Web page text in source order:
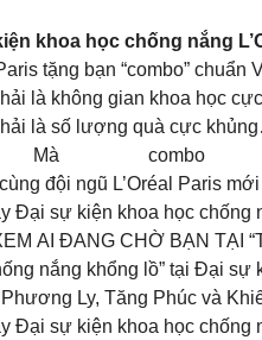
khoa học chống nắng
tặng bạn “combo”
là không gian khoa học
là số lượng quà cực
đội ngũ L’Oréal Paris
Đại sự kiện khoa học chống
AI ĐANG CHỜ BẠN TẠI
nắng khổng lồ” tại Đại
Ly, Tăng Phúc và
Đại sự kiện khoa học chống